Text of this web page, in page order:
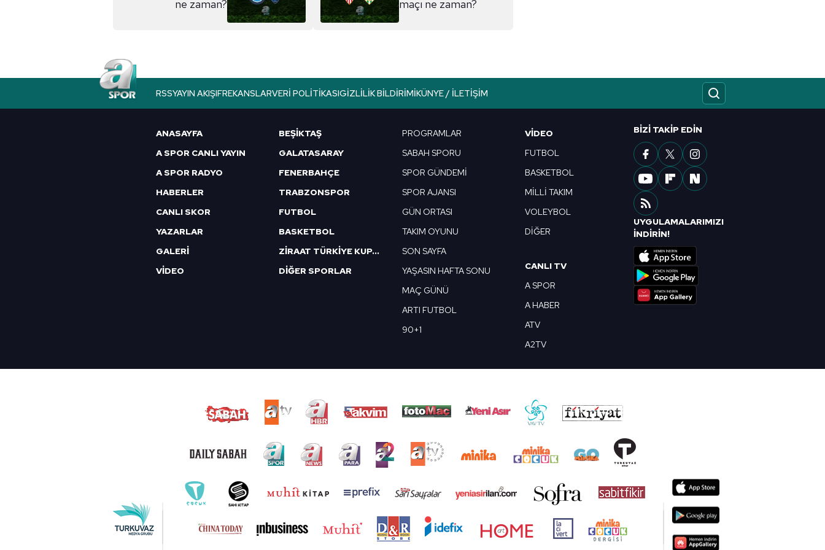
Çerezlere ilişkin tercihlerinizi aşağıda yer alan panel vasıtasıyla belirleyebilirsiniz. Çerezlere ilişkin detaylı bilgi için Ayarlar
mevzuata uygun olarak kullanılan çerezlerle ilgili bilgi almak için lütfentıklayınız.
ne zaman?
maçı ne zaman?
RSSYAYIN AKIŞIFREKANSLARVERI POLITIKASIGIZLILIK BILDIRIMIKÜNYE / İLETIŞIM
ANASAYFA
A SPOR CANLI YAYIN
A SPOR RADYO
HABERLER
CANLI SKOR
YAZARLAR
GALERİ
VİDEO
BEŞİKTAŞ
GALATASARAY
FENERBAHÇE
TRABZONSPOR
FUTBOL
BASKETBOL
ZİRAAT TÜRKİYE KUPASI
DİĞER SPORLAR
PROGRAMLAR
SABAH SPORU
SPOR GÜNDEMİ
SPOR AJANSI
GÜN ORTASI
TAKIM OYUNU
SON SAYFA
YAŞASIN HAFTA SONU
MAÇ GÜNÜ
ARTI FUTBOL
90+1
VIDEO
FUTBOL
BASKETBOL
MİLLİ TAKIM
VOLEYBOL
DİĞER
CANLI TV
A SPOR
A HABER
ATV
A2TV
BIZI TAKIP EDIN
UYGULAMALARIMIZI
İNDİRİN!